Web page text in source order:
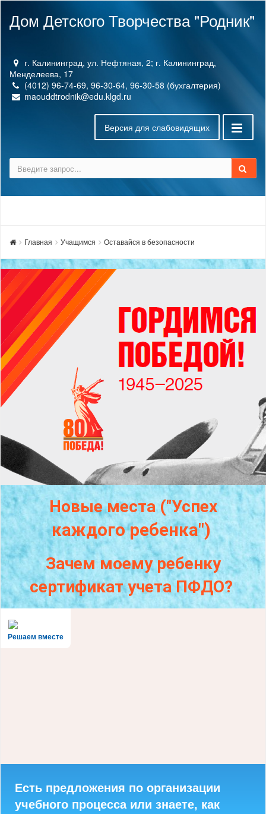
Дом Детского Творчества "Родник"
г. Калининград, ул. Нефтяная, 2; г. Калининград,
Менделеева, 17
(4012) 96-74-69, 96-30-64, 96-30-58 (бухгалтерия)
maouddtrodnik@edu.klgd.ru
Версия для слабовидящих
Главная Учащимся Оставайся в безопасности
Новые места ("Успех
каждогоребенка")
Зачем моему ребенку
сертификат учета ПФДО?
Решаем вместе
Есть предложения по организации
учебного процесса или знаете, как